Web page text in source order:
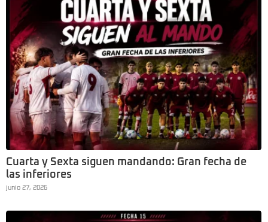
Cuarta y Sexta siguen mandando: Gran fecha de
las inferiores
junio 27, 2026